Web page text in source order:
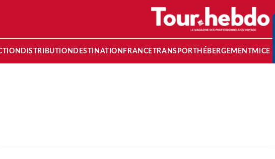
DISTRIBUTION DESTINATION FRANCETRANSPORT HÉBERGEMENTMICE